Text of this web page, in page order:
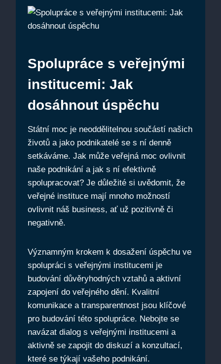
Spolupráce s veřejnými
institucemi: Jak
dosáhnout úspěchu
Státní moc je neoddělitelnou součástí našich
životů a jako podnikatelé se s ní denně
setkáváme. Jak může veřejná moc ovlivnit
naše podnikání a jak s ní efektivně
spolupracovat? Je důležité si uvědomit, že
veřejné instituce mají mnoho možností
ovlivnit náš business, ať už pozitivně či
negativně.
Významným krokem k dosažení úspěchu ve
spolupráci s veřejnými institucemi je
budování důvěryhodných vztahů a aktivní
zapojení do veřejného dění. Kvalitní
komunikace a transparentnost jsou klíčové
pro budování této spolupráce. Nebojte se
navázat dialog s veřejnými institucemi a
aktivně se zapojit do diskuzí a konzultací,
které se týkají vašeho podnikání.